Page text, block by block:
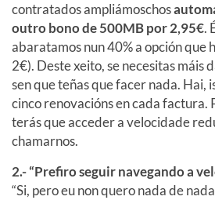
contratados ampliámoschos
outro bono de 500MB por 2,95€.
abaratamos nun 40% a opción que
2€). Deste xeito, se necesitas máis
sen que teñas que facer nada. Hai,
cinco renovacións en cada factura.
terás que acceder a velocidade
chamarnos.
2.- “Prefiro seguir navegando a
“Si, pero eu non quero nada de